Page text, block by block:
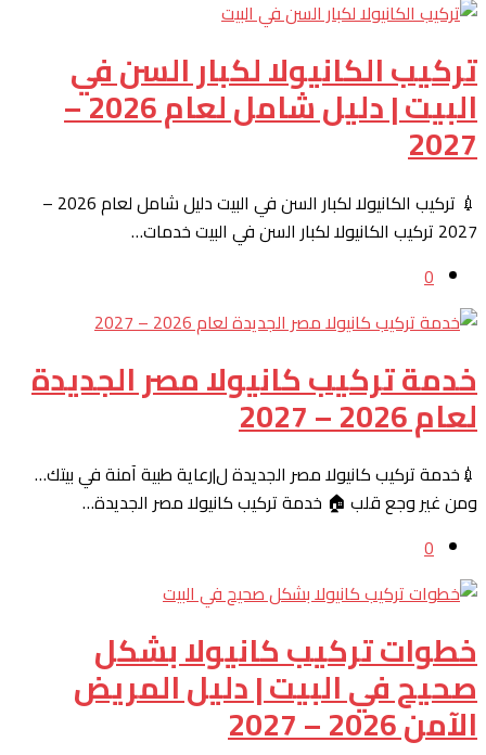
تركيب الكانيولا لكبار السن في
البيت | دليل شامل لعام 2026 –
2027
💉 تركيب الكانيولا لكبار السن في البيت دليل شامل لعام 2026 –
2027 تركيب الكانيولا لكبار السن في البيت خدمات…
0
خدمة تركيب كانيولا مصر الجديدة
لعام 2026 – 2027
💉خدمة تركيب كانيولا مصر الجديدة ل|رعاية طبية آمنة في بيتك…
ومن غير وجع قلب 🏠 خدمة تركيب كانيولا مصر الجديدة…
0
خطوات تركيب كانيولا بشكل
صحيح في البيت | دليل المريض
الآمن 2026 – 2027